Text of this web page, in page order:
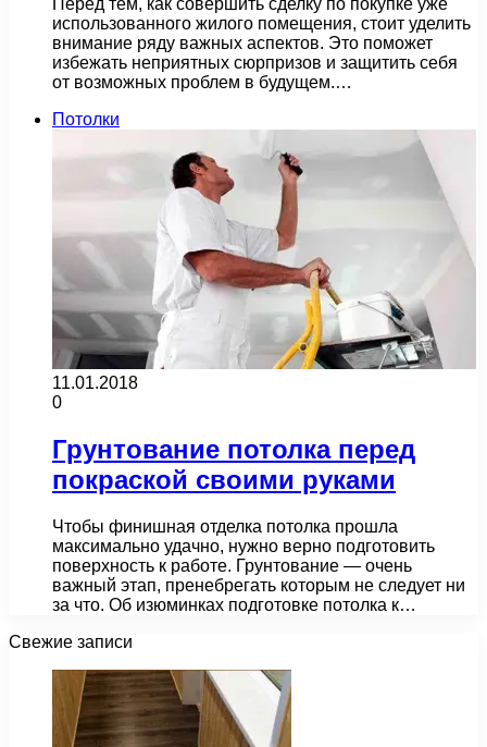
использованного жилого помещения, стоит уделить
внимание ряду важных аспектов. Это поможет
избежать неприятных сюрпризов и защитить себя
от возможных проблем в будущем.…
Потолки
11.01.2018
0
Грунтование потолка перед
покраской своими руками
Чтобы финишная отделка потолка прошла
максимально удачно, нужно верно подготовить
поверхность к работе. Грунтование — очень
важный этап, пренебрегать которым не следует ни
за что. Об изюминках подготовке потолка к…
Свежие записи